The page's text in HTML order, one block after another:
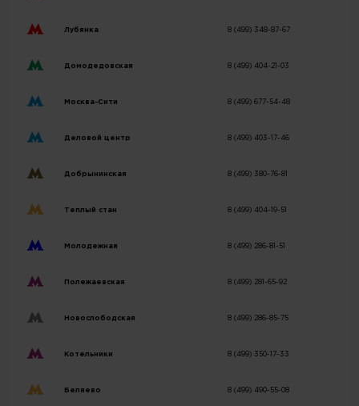
Лубянка 8 (499) 348-87-67
Домодедовская 8 (499) 404-21-03
Москва-Сити 8 (499) 677-54-48
Деловой центр 8 (499) 403-17-46
Добрынинская 8 (499) 380-76-81
Теплый стан 8 (499) 404-19-51
Молодежная 8 (499) 286-81-51
Полежаевская 8 (499) 281-65-92
Новослободская 8 (499) 286-85-75
Котельники 8 (499) 350-17-33
Беляево 8 (499) 490-55-08